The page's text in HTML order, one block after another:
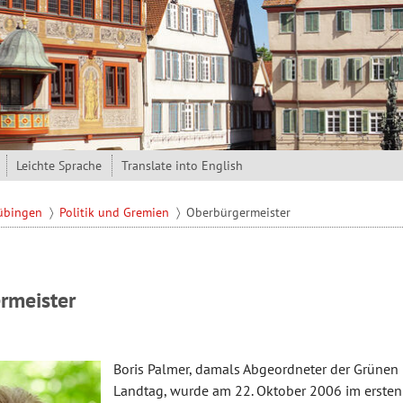
Leichte Sprache Translate into English
Politik und Gremien Oberbürgermeister
Boris Palmer, damals Abgeordneter der
Landtag, wurde am 22. Oktober 2006 im